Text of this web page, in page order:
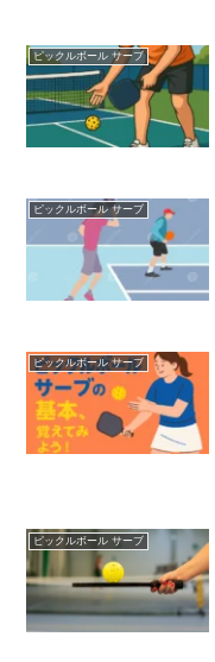
ピックルボール サーブ
ピックルボール サーブ
ピックルボール サーブ
ピックルボール サーブ